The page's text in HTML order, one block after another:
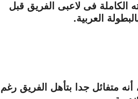
الكاملة فى لاعبى الفريق قبل
متفائل جدا بتأهل الفريق رغم